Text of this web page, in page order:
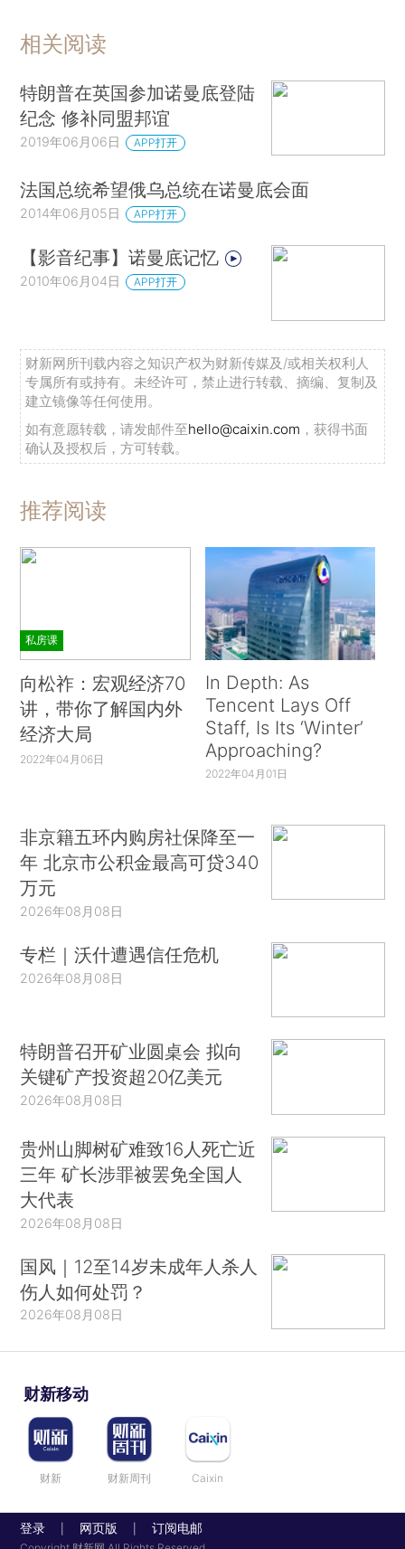
相关阅读
特朗普在英国参加诺曼底登陆
纪念 修补同盟邦谊
2019年06月06日 APP打开
法国总统希望俄乌总统在诺曼底会面
2014年06月05日 APP打开
【影音纪事】诺曼底记忆
2010年06月04日 APP打开
财新网所刊载内容之知识产权为财新传媒及/或相关权利人
专属所有或持有。未经许可，禁止进行转载、摘编、复制及
建立镜像等任何使用。
如有意愿转载，请发邮件至hello@caixin.com ，获得书面
确认及授权后，方可转载。
推荐阅读
私房课
向松祚：宏观经济70
讲，带你了解国内外
经济大局
2022年04月06日
In Depth: As
Tencent Lays Off
Staff, Is Its ‘Winter’
Approaching?
2022年04月01日
非京籍五环内购房社保降至一
年 北京市公积金最高可贷340
万元
2026年08月08日
专栏｜沃什遭遇信任危机
2026年08月08日
特朗普召开矿业圆桌会 拟向
关键矿产投资超20亿美元
2026年08月08日
贵州山脚树矿难致16人死亡近
三年 矿长涉罪被罢免全国人
大代表
2026年08月08日
国风｜12至14岁未成年人杀人
伤人如何处罚？
2026年08月08日
财新移动
财新 财新周刊 Caixin
登录 网页版 订阅电邮